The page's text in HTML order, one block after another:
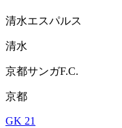
清水エスパルス
清水
京都サンガF.C.
京都
GK 21